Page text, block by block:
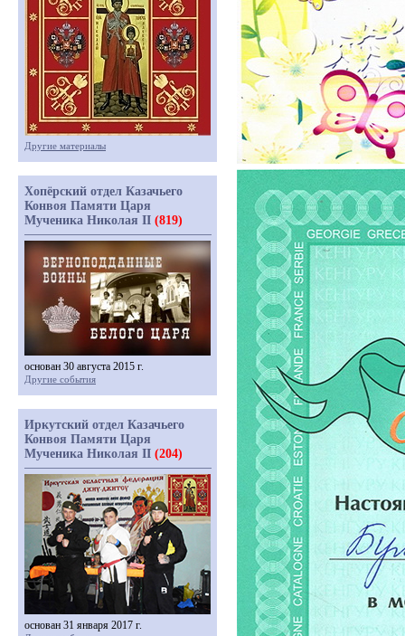
Другие материалы
Хопёрский отдел Казачьего
Конвоя Памяти Царя
Мученика Николая II (819)
основан 30 августа 2015 г.
Другие события
Иркутский отдел Казачьего
Конвоя Памяти Царя
Мученика Николая II (204)
основан 31 января 2017 г.